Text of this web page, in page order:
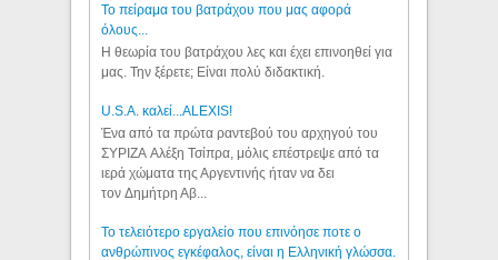
Το πείραμα του βατράχου που μας αφορά
όλους...
Η θεωρία του βατράχου λες και έχει επινοηθεί για
μας. Την ξέρετε; Είναι πολύ διδακτική.
U.S.A. καλεί...ALEXIS!
Ένα από τα πρώτα ραντεβού του αρχηγού του
ΣΥΡΙΖΑ Αλέξη Τσίπρα, μόλις επέστρεψε από τα
ιερά χώματα της Αργεντινής ήταν να δει
τον Δημήτρη Αβ...
Το τελειότερο εργαλείο που επινόησε ποτε ο
ανθρώπινος εγκέφαλος, είναι η Ελληνική γλώσσα.